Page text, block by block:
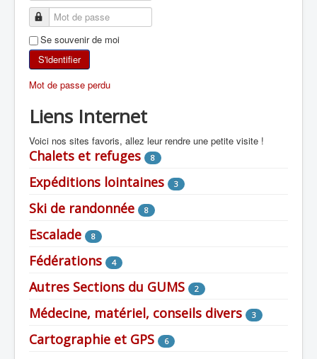
ALPINISME
SKI DE RANDONNÉE
RANDONNÉE PÉDESTRE
Se souvenir de moi
S'identifier
Mot de passe perdu
Liens Internet
Voici nos sites favoris, allez leur rendre une petite visite !
Chalets et refuges 8
Expéditions lointaines 3
Ski de randonnée 8
Escalade 8
Fédérations 4
Autres Sections du GUMS 2
Médecine, matériel, conseils divers 3
Cartographie et GPS 6